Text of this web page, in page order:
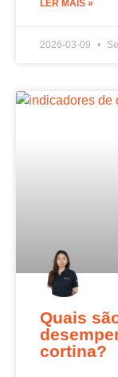
LER MAIS »
2026-03-09
Quais
cortina?